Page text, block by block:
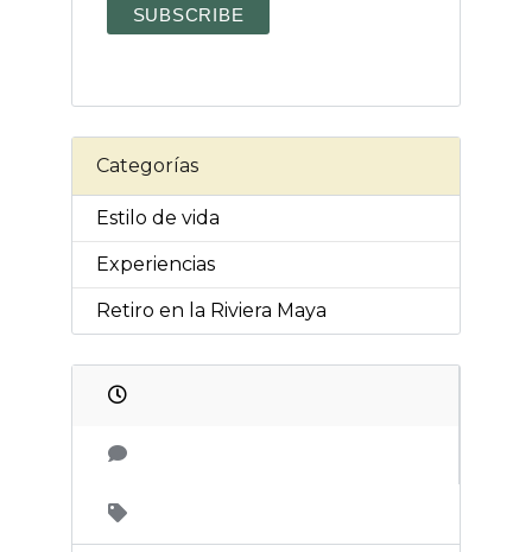
Categorías
Estilo de vida
Experiencias
Retiro en la Riviera Maya